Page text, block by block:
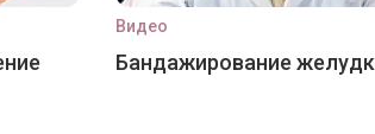
Видео
Бандажирование